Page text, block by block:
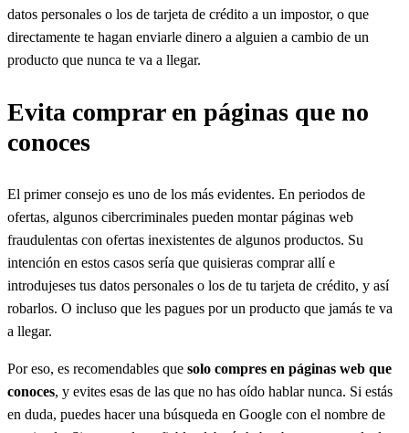
datos personales o los de tarjeta de crédito a un impostor, o que
directamente te hagan enviarle dinero a alguien a cambio de un
producto que nunca te va a llegar.
Evita comprar en páginas que no
conoces
El primer consejo es uno de los más evidentes. En periodos de
ofertas, algunos cibercriminales pueden montar páginas web
fraudulentas con ofertas inexistentes de algunos productos. Su
intención en estos casos sería que quisieras comprar allí e
introdujeses tus datos personales o los de tu tarjeta de crédito, y así
robarlos. O incluso que les pagues por un producto que jamás te va
a llegar.
Por eso, es recomendables que solo compres en páginas web que
conoces, y evites esas de las que no has oído hablar nunca. Si estás
en duda, puedes hacer una búsqueda en Google con el nombre de